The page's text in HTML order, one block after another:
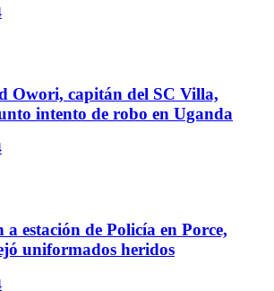
Owori, capitán del SC Villa,
intento de robo en Uganda
estación de Policía en Porce,
uniformados heridos